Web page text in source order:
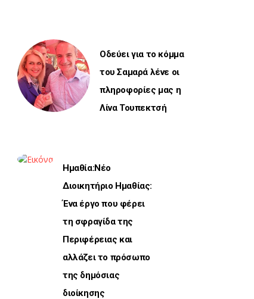
Οδεύει για το κόμμα
του Σαμαρά λένε οι
πληροφορίες μας η
Λίνα Τουπεκτσή
Ημαθία:Νέο
Διοικητήριο Ημαθίας:
Ένα έργο που φέρει
τη σφραγίδα της
Περιφέρειας και
αλλάζει το πρόσωπο
της δημόσιας
διοίκησης